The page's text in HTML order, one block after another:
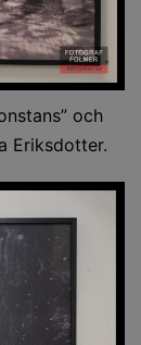
och
Eriksdotter.